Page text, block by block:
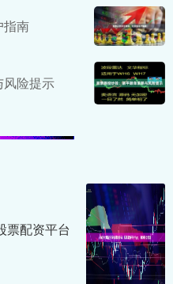
指南
风险提示
票配资平台